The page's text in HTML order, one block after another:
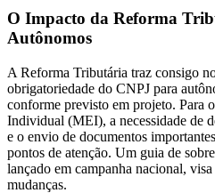
O Impacto da Reforma
Autônomos
A Reforma Tributária traz consigo
obrigatoriedade do CNPJ para
conforme previsto em projeto. Para
Individual (MEI), a necessidade de
e o envio de documentos
pontos de atenção. Um guia de
lançado em campanha nacional,
mudanças.